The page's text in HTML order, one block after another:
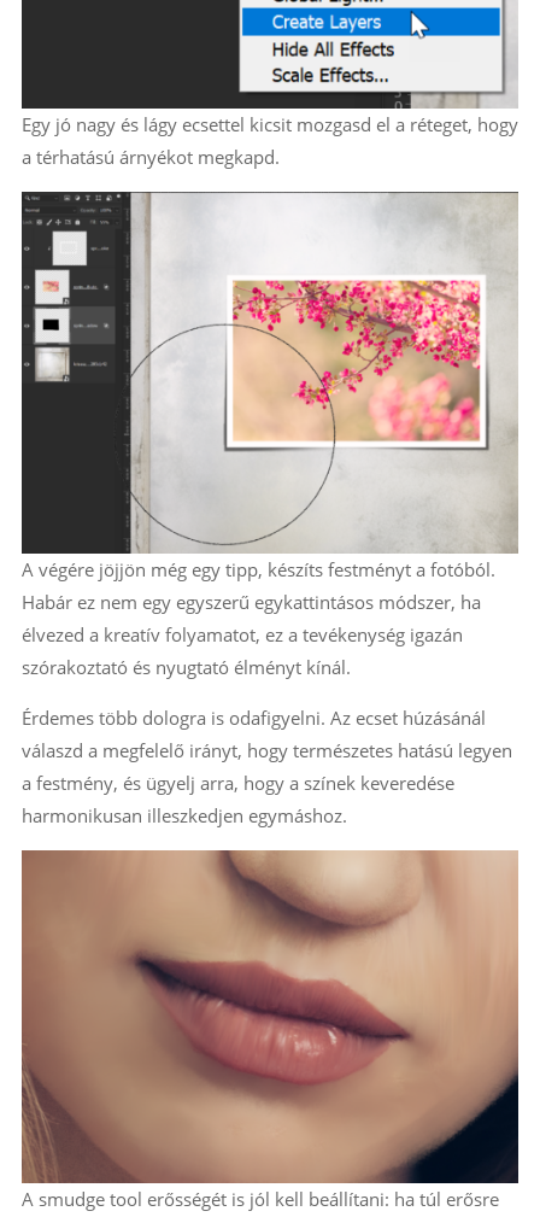
Egy jó nagy és lágy ecsettel kicsit mozgasd el a réteget, hogy
a térhatású árnyékot megkapd.
A végére jöjjön még egy tipp, készíts festményt a fotóból.
Habár ez nem egy egyszerű egykattintásos módszer, ha
élvezed a kreatív folyamatot, ez a tevékenység igazán
szórakoztató és nyugtató élményt kínál.
Érdemes több dologra is odafigyelni. Az ecset húzásánál
válaszd a megfelelő irányt, hogy természetes hatású legyen
a festmény, és ügyelj arra, hogy a színek keveredése
harmonikusan illeszkedjen egymáshoz.
A smudge tool erősségét is jól kell beállítani: ha túl erősre